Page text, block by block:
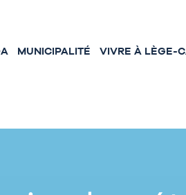
MUNICIPALITÉ VIVRE À LÈGE-